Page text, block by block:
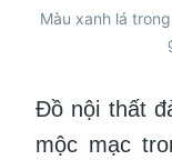
Màu xanh lá
Đồ nội thất
mộc mạc